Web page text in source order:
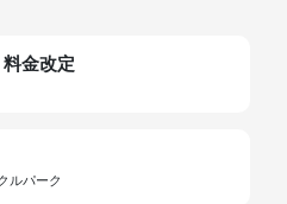
料金改定
ルパーク